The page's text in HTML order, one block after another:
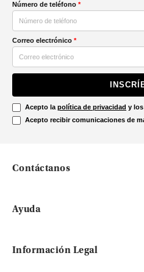
Número de teléfono *
Correo electrónico *
Acepto la política de privacidad y los
Acepto recibir comunicaciones de
Contáctanos
Ayuda
Información Legal